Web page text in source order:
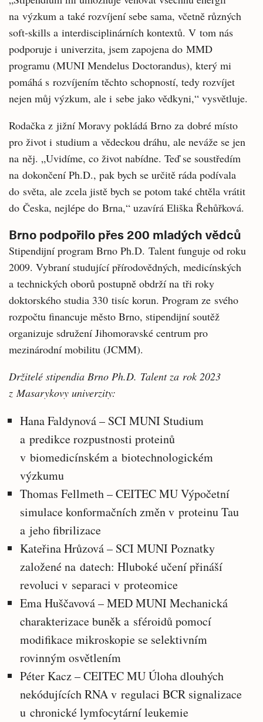
na výzkum a také rozvíjení sebe sama, včetně různých
soft-skills a interdisciplinárních kontextů. V tom nás
podporuje i univerzita, jsem zapojena do MMD
programu (MUNI Mendelus Doctorandus), který mi
pomáhá s rozvíjením těchto schopností, tedy rozvíjet
nejen můj výzkum, ale i sebe jako vědkyni,“ vysvětluje.
Rodačka z jižní Moravy pokládá Brno za dobré místo
pro život i studium a vědeckou dráhu, ale neváže se jen
na něj. „Uvidíme, co život nabídne. Teď se soustředím
na dokončení Ph.D., pak bych se určitě ráda podívala
do světa, ale zcela jistě bych se potom také chtěla vrátit
do Česka, nejlépe do Brna,“ uzavírá Eliška Řehůřková.
Brno podpořilo přes 200 mladých vědců
Stipendijní program Brno Ph.D. Talent funguje od roku
2009. Vybraní studující přírodovědných, medicínských
a technických oborů postupně obdrží na tři roky
doktorského studia 330 tisíc korun. Program ze svého
rozpočtu financuje město Brno, stipendijní soutěž
organizuje sdružení Jihomoravské centrum pro
mezinárodní mobilitu (JCMM).
Držitelé stipendia Brno Ph.D. Talent za rok 2023
z Masarykovy univerzity:
Hana Faldynová – SCI MUNI Studium
a predikce rozpustnosti proteinů
v biomedicínském a biotechnologickém
výzkumu
Thomas Fellmeth – CEITEC MU Výpočetní
simulace konformačních změn v proteinu Tau
a jeho fibrilizace
Kateřina Hrůzová – SCI MUNI Poznatky
založené na datech: Hluboké učení přináší
revoluci v separaci v proteomice
Ema Huščavová – MED MUNI Mechanická
charakterizace buněk a sféroidů pomocí
modifikace mikroskopie se selektivním
rovinným osvětlením
Péter Kacz – CEITEC MU Úloha dlouhých
nekódujících RNA v regulaci BCR signalizace
u chronické lymfocytární leukemie